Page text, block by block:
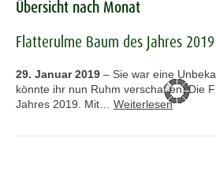
Übersicht nach Monat
Flatterulme Baum des Jahres 2019
29. Januar 2019 – Sie war eine
könnte ihr nun Ruhm verschaffen: Die
Jahres 2019. Mit… Weiterlesen